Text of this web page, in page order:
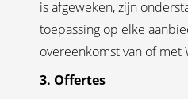
is afgeweken, zijn
toepassing op elke
overeenkomst van of met
3. Offertes